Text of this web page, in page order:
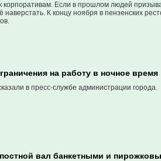
корпоративам. Если в прошлом людей
К концу ноября в пензенских
на работу в ночное время
в пресс-службе администрации города.
вал банкетными и